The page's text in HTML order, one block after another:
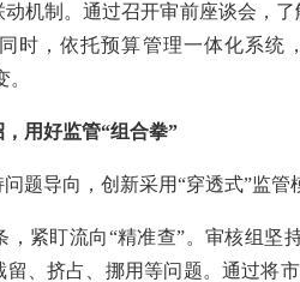
机制。通过召开审前座谈会，
时，依托预算管理一体化系统
。
用好监管“组合拳”
导向，创新采用“穿透式”监管
，紧盯流向“精准查”。审核组坚
、挤占、挪用等问题。通过将